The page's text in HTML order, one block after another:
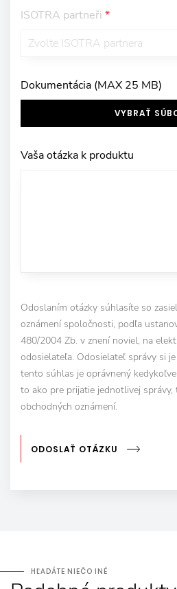
ISOTRA partneři *
Dokumentácia (MAX 25 MB)
VYBRAŤ
Vaša otázka k produktu
Odoslaním otázky súhlasíte so
oznámení spoločnosti, podľa
480/2004 Zb. v znení noviel, na
odosielateľa. Odosielateľ správy si
tento súhlas je oprávnený
to ako pre prijatie jednotlivej správy,
obchodných oznámení.
ODOSLAŤ OTÁZKU
HĽADÁTE NIEČO INÉ